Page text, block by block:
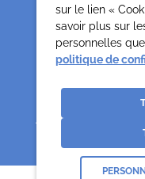
Politique de
Association déclarée no 65/
décret du
sur le lien «
savoir plus sur
personnelles
politique de